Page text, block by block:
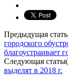
Предыдущая
городского
благоустраивает
Следующая статья
выделят в 2018 г.